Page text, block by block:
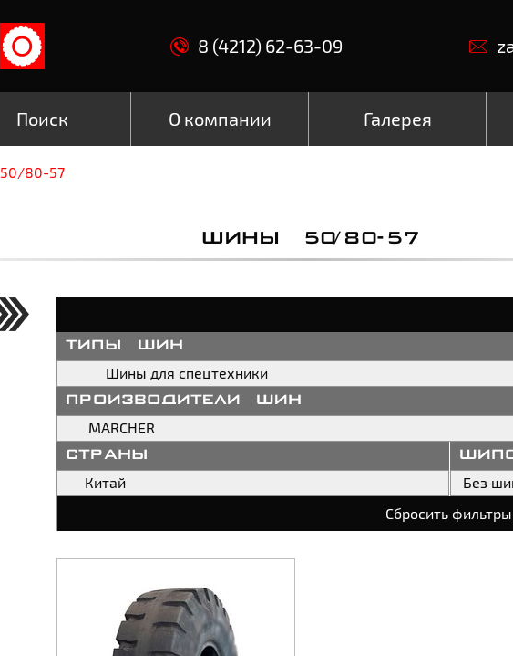
8 (4212) 62-63-09
Поиск О компании Галерея
50/80-57
ШИНЫ 50/80-57
типы шин
Шины для спецтехники
производители шин
MARCHER
страны
Китай
Без
Сбросить фильтры